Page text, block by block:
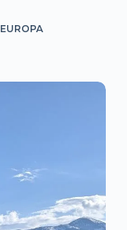
EUROPA